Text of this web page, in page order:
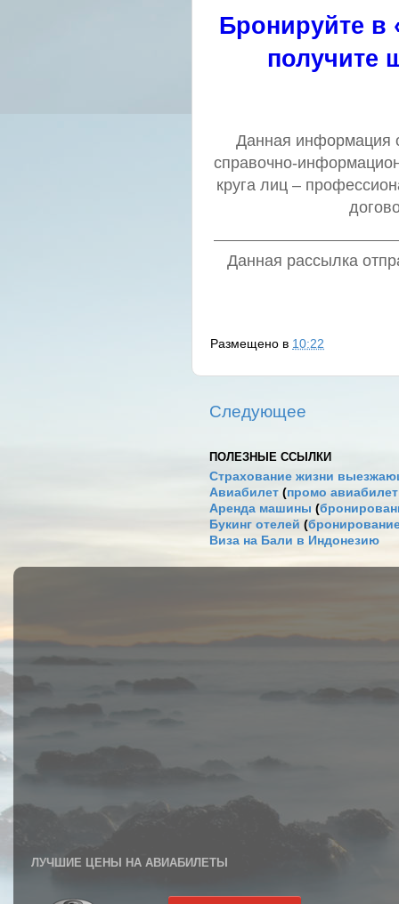
Бронируйте в
получите
Данная информация о
справочно-
круга лиц –
Данная рассылка
Размещено в 10:22
Следующее
ПОЛЕЗНЫЕ ССЫЛКИ
Страхование жизни
Авиабилет (промо
Аренда машины (
Букинг отелей (
Виза на Бали в Индонезию
ЛУЧШИЕ ЦЕНЫ НА АВИАБИЛЕТЫ